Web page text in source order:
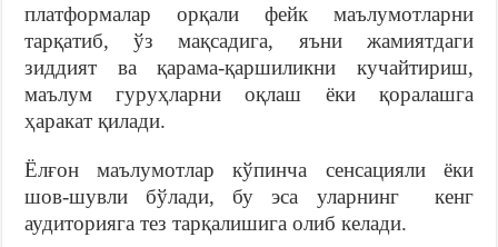
платформалар орқали фейк маълумотларни
тарқатиб, ўз мақсадига, яъни жамиятдаги
зиддият ва қарама-қаршиликни кучайтириш,
маълум гуруҳларни оқлаш ёки қоралашга
ҳаракат қилади.
Ёлғон маълумотлар кўпинча сенсацияли ёки
шов-шувли бўлади, бу эса уларнинг кенг
аудиторияга тез тарқалишига олиб келади.